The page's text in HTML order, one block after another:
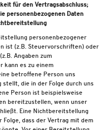
für den Vertragsabschluss;
personenbezogenen Daten
personenbezogener
ist (z.B. Steuervorschriften) oder
Angaben zum
kann es zu einem
betroffene Person uns
die in der Folge durch uns
Person ist beispielsweise
bereitzustellen, wenn unser
Eine Nichtbereitstellung
dass der Vertrag mit dem